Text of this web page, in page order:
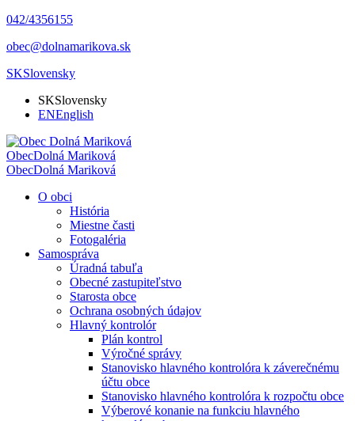
042/4356155
obec@dolnamarikova.sk
SKSlovensky
SKSlovensky
ENEnglish
ObecDolná Mariková
ObecDolná Mariková
O obci
História
Miestne časti
Fotogaléria
Samospráva
Úradná tabuľa
Obecné zastupiteľstvo
Starosta obce
Ochrana osobných údajov
Hlavný kontrolór
Plán kontrol
Výročné správy
Stanovisko hlavného kontrolóra k záverečnému
účtu obce
Stanovisko hlavného kontrolóra k rozpočtu obce
Výberové konanie na funkciu hlavného